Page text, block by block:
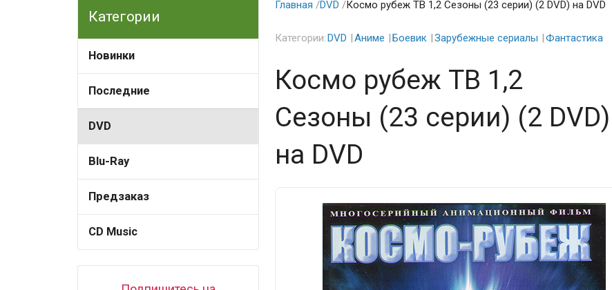
Категории
Новинки
Последние
DVD
Blu-Ray
Предзаказ
CD Music
Главная /DVD /Космо рубеж ТВ 1,2 Сезоны (23 серии) (2 DVD) на DVD
Категории:DVD Аниме Боевик Зарубежные сериалы Фантастика
Космо рубеж ТВ 1,2
Сезоны (23 серии) (2 DVD)
на DVD